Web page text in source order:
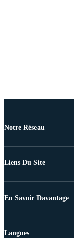
Notre Réseau
Liens Du Site
En Savoir Davantage
Langues